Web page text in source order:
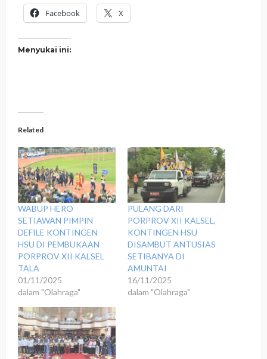
Facebook X
Menyukai ini:
Related
WABUP HERO
SETIAWAN PIMPIN
DEFILE KONTINGEN
HSU DI PEMBUKAAN
PORPROV XII KALSEL
TALA
01/11/2025
dalam "Olahraga"
PULANG DARI
PORPROV XII KALSEL,
KONTINGEN HSU
DISAMBUT ANTUSIAS
SETIBANYA DI
AMUNTAI
16/11/2025
dalam "Olahraga"